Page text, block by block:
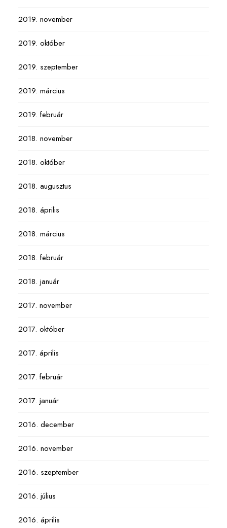
2019. november
2019. október
2019. szeptember
2019. március
2019. február
2018. november
2018. október
2018. augusztus
2018. április
2018. március
2018. február
2018. január
2017. november
2017. október
2017. április
2017. február
2017. január
2016. december
2016. november
2016. szeptember
2016. július
2016. április